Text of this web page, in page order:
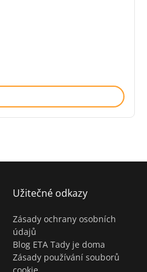
Užitečné odkazy
Zásady ochrany osobních
údajů
Blog ETA Tady je doma
Zásady používání souborů